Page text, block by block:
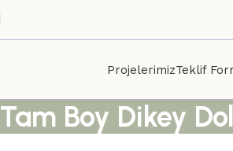
ProjelerimizTeklif
Tam Boy Dikey